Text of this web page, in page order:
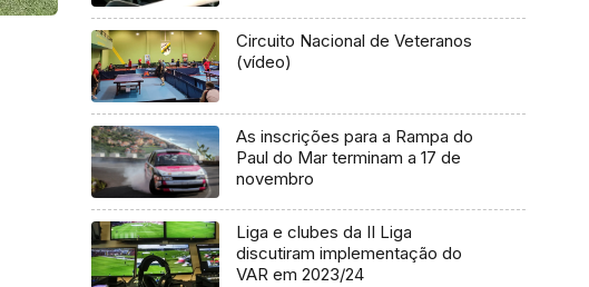
Circuito Nacional de Veteranos
(vídeo)
As inscrições para a Rampa do
Paul do Mar terminam a 17 de
novembro
Liga e clubes da II Liga
discutiram implementação do
VAR em 2023/24